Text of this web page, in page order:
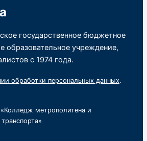
государственное бюджетное
образовательное учреждение,
с 1974 года.
обработки персональных данных.
метрополитена и